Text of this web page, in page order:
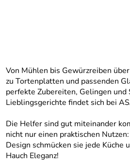
Von Mühlen bis Gewürzreiben
zu Tortenplatten und passenden
perfekte Zubereiten, Gelingen und
Lieblingsgerichte findet sich bei
Die Helfer sind gut miteinander
nicht nur einen praktischen
Design schmücken sie jede Küche
Hauch Eleganz!